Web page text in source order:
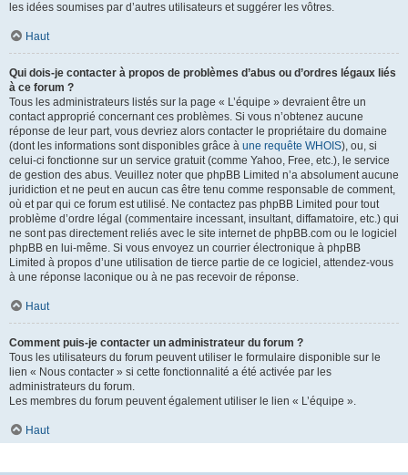
les idées soumises par d’autres utilisateurs et suggérer les vôtres.
Haut
Qui dois-je contacter à propos de problèmes d’abus ou d’ordres légaux liés
à ce forum ?
Tous les administrateurs listés sur la page « L’équipe » devraient être un
contact approprié concernant ces problèmes. Si vous n’obtenez aucune
réponse de leur part, vous devriez alors contacter le propriétaire du domaine
(dont les informations sont disponibles grâce à une requête WHOIS), ou, si
celui-ci fonctionne sur un service gratuit (comme Yahoo, Free, etc.), le service
de gestion des abus. Veuillez noter que phpBB Limited n’a absolument aucune
juridiction et ne peut en aucun cas être tenu comme responsable de comment,
où et par qui ce forum est utilisé. Ne contactez pas phpBB Limited pour tout
problème d’ordre légal (commentaire incessant, insultant, diffamatoire, etc.) qui
ne sont pas directement reliés avec le site internet de phpBB.com ou le logiciel
phpBB en lui-même. Si vous envoyez un courrier électronique à phpBB
Limited à propos d’une utilisation de tierce partie de ce logiciel, attendez-vous
à une réponse laconique ou à ne pas recevoir de réponse.
Haut
Comment puis-je contacter un administrateur du forum ?
Tous les utilisateurs du forum peuvent utiliser le formulaire disponible sur le
lien « Nous contacter » si cette fonctionnalité a été activée par les
administrateurs du forum.
Les membres du forum peuvent également utiliser le lien « L’équipe ».
Haut